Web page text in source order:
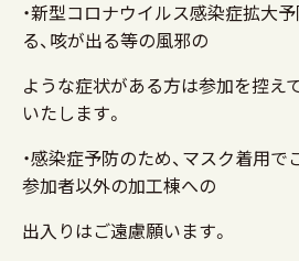
・新型コロナウイルス感染症拡大
る、咳が出る等の風邪の
ような症状がある方は参加を控え
いたします。
・感染症予防のため、マスク着用で
参加者以外の加工棟への
出入りはご遠慮願います。